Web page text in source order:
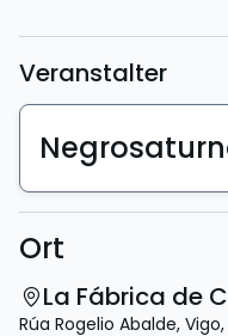
Veranstalter
Ort
La Fábrica de
Rúa Rogelio Abalde, Vigo,